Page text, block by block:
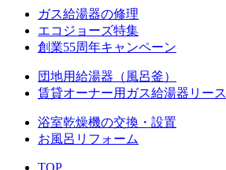
ガス給湯器の修理
エコジョーズ特集
創業55周年キャンペーン
団地用給湯器（風呂釜）
賃貸オーナー用ガス給湯器リース
浴室乾燥機の交換・設置
お風呂リフォーム
TOP